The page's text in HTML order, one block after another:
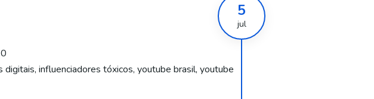
0
5
jul
digitais, influenciadores tóxicos, youtube brasil, youtube